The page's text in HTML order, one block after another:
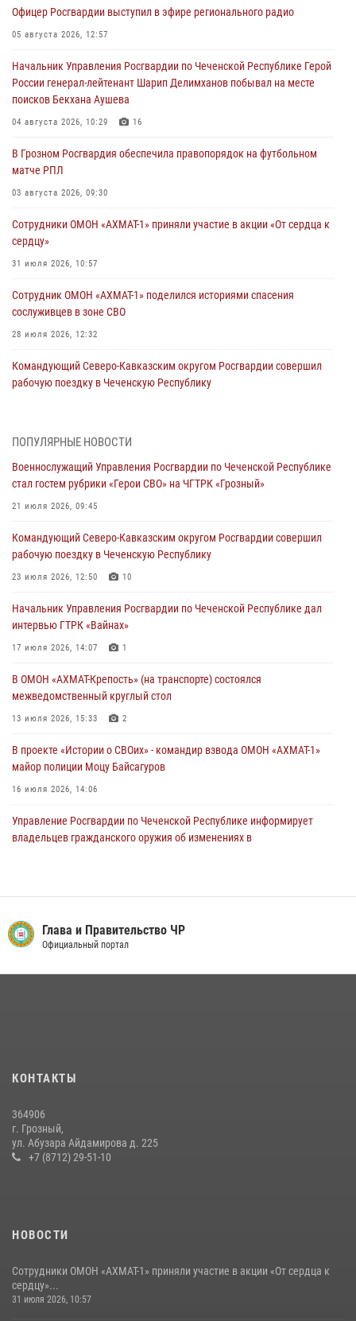
Офицер Росгвардии выступил в эфире регионального радио
05 августа 2026, 12:57
Начальник Управления Росгвардии по Чеченской Республике Герой
России генерал-лейтенант Шарип Делимханов побывал на месте
поисков Бекхана Аушева
04 августа 2026, 10:29 16
В Грозном Росгвардия обеспечила правопорядок на футбольном
матче РПЛ
03 августа 2026, 09:30
Сотрудники ОМОН «АХМАТ-1» приняли участие в акции «От сердца к
сердцу»
31 июля 2026, 10:57
Сотрудник ОМОН «АХМАТ-1» поделился историями спасения
сослуживцев в зоне СВО
28 июля 2026, 12:32
Командующий Северо-Кавказским округом Росгвардии совершил
рабочую поездку в Чеченскую Республику
Военнослужащий Управления Росгвардии по Чеченской Республике
21 июля 2026, 09:45
В ДНР росгвардейцы уничтожили около 80 вражеских
19 июля 2026, 13:50
В Грозном Росгвардия обеспечила безопасность конно-спортивных
18 июля 2026, 13:46
Начальник Управления Росгвардии по Чеченской Республике дал
17 июля 2026, 14:07
ПОПУЛЯРНЫЕ НОВОСТИ
Военнослужащий Управления Росгвардии по Чеченской Республике
стал гостем рубрики «Герои СВО» на ЧГТРК «Грозный»
21 июля 2026, 09:45
Командующий Северо-Кавказским округом Росгвардии совершил
рабочую поездку в Чеченскую Республику
23 июля 2026, 12:50 10
Начальник Управления Росгвардии по Чеченской Республике дал
интервью ГТРК «Вайнах»
17 июля 2026, 14:07 1
В ОМОН «АХМАТ-Крепость» (на транспорте) состоялся
межведомственный круглый стол
13 июля 2026, 15:33 2
В проекте «Истории о СВОих» - командир взвода ОМОН «АХМАТ-1»
майор полиции Моцу Байсагуров
16 июля 2026, 14:06
Управление Росгвардии по Чеченской Республике информирует
владельцев гражданского оружия об изменениях в
Совета безопасности Чеченской Республики
08 июля 2026, 13:32 3
поисков Бекхана Аушева
Сотрудник ОМОН «АХМАТ-1» поделился историями спасения
сослуживцев в зоне СВО
Глава и Правительство ЧР
Официальный портал
КОНТАКТЫ
364906
г. Грозный,
ул. Абузара Айдамирова д. 225
+7 (8712) 29-51-10
НОВОСТИ
Сотрудники ОМОН «АХМАТ-1» приняли участие в акции «От сердца к
сердцу»...
31 июля 2026, 10:57